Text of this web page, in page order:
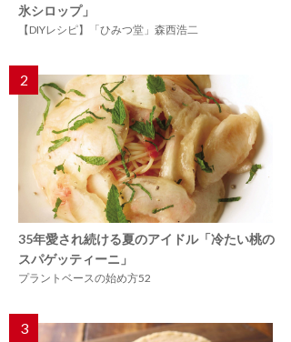
氷シロップ」
【DIYレシピ】「ひみつ堂」森西浩二
2
35年愛され続ける夏のアイドル「冷たい桃の
スパゲッティーニ」
プラントベースの始め方52
3